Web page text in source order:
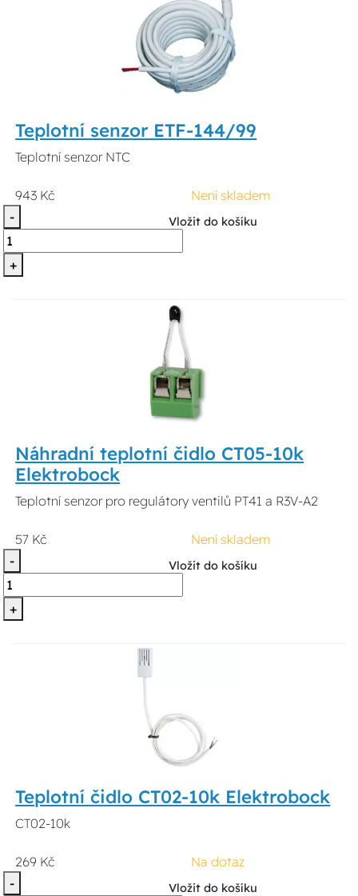
Teplotní senzor ETF-144/99
Teplotní senzor NTC
943 Kč
Není skladem
-
+
Vložit do košíku
Náhradní teplotní čidlo CT05-10k
Elektrobock
Teplotní senzor pro regulátory ventilů PT41 a R3V-A2
57 Kč
Není skladem
-
+
Vložit do košíku
Teplotní čidlo CT02-10k Elektrobock
CT02-10k
269 Kč
Na dotaz
-
Vložit do košíku